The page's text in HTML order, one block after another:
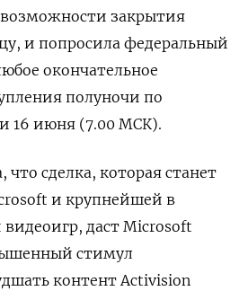
закрытия
и попросила федеральный
окончательное
полуночи по
16 июня (7.00 МСК).
сделка, которая станет
и крупнейшей в
даст Microsoft
стимул
контент Activision